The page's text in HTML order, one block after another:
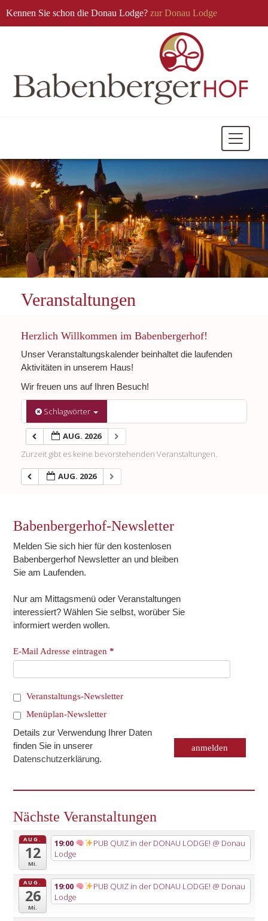
Kennen Sie schon die Donau Lodge? zur Donau Lodge
Mobile
Veranstaltungen
Herzlich Willkommen im Babenbergerhof!
Unser Veranstaltungskalender beinhaltet die laufenden
Aktivitäten in unserem Haus!
Wir freuen uns auf Ihren Besuch!
Schlagwörter
AUG. 2026
Zurzeit gibt es keine bevorstehenden Veranstaltungen.
AUG. 2026
Babenbergerhof-Newsletter
Melden Sie sich hier für den kostenlosen
Babenbergerhof Newsletter an und bleiben
Sie am Laufenden.
Nur am Mittagsmenü oder Veranstaltungen
interessiert? Wählen Sie selbst, worüber Sie
informiert werden wollen.
E-Mail Adresse eintragen*
Veranstaltungs-Newsletter
Menüplan-Newsletter
Details zur Verwendung Ihrer Daten
finden Sie in unserer
Datenschutzerklärung.
Nächste Veranstaltungen
AUG.
12
Mi.
19:00 PUB QUIZ in der DONAU LODGE! @ Donau
Lodge
AUG.
26
Mi.
19:00 PUB QUIZ in der DONAU LODGE! @ Donau
Lodge